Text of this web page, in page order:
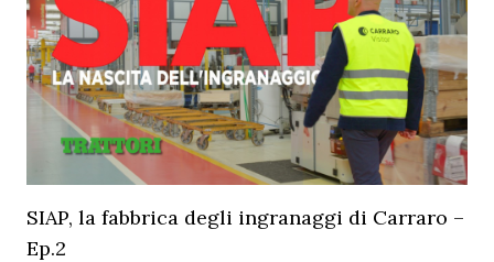
SIAP, la fabbrica degli ingranaggi di Carraro –
Ep.2